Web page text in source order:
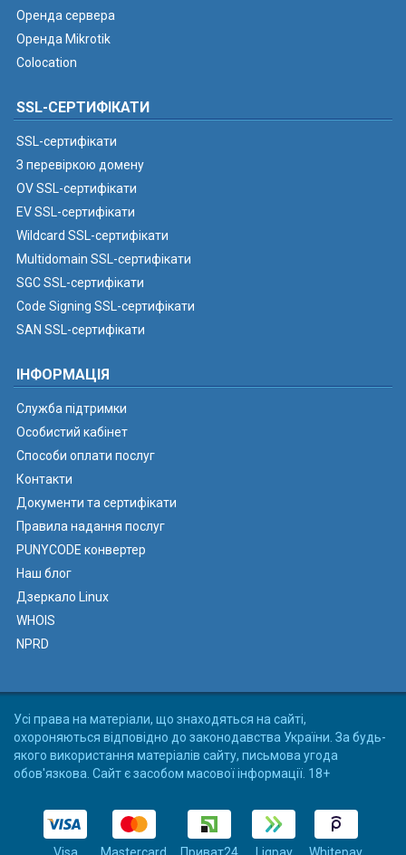
Оренда сервера
Оренда Mikrotik
Colocation
SSL-СЕРТИФІКАТИ
SSL-сертифікати
З перевіркою домену
OV SSL-сертифікати
EV SSL-сертифікати
Wildcard SSL-сертифікати
Multidomain SSL-сертифікати
SGC SSL-сертифікати
Code Signing SSL-сертифікати
SAN SSL-сертифікати
ІНФОРМАЦІЯ
Служба підтримки
Особистий кабінет
Способи оплати послуг
Контакти
Документи та сертифікати
Правила надання послуг
PUNYCODE конвертер
Наш блог
Дзеркало Linux
WHOIS
NPRD
Усі права на матеріали, що знаходяться на сайті,
охороняються відповідно до законодавства України. За будь-
якого використання матеріалів сайту, письмова угода
обов'язкова. Сайт є засобом масової інформації. 18+